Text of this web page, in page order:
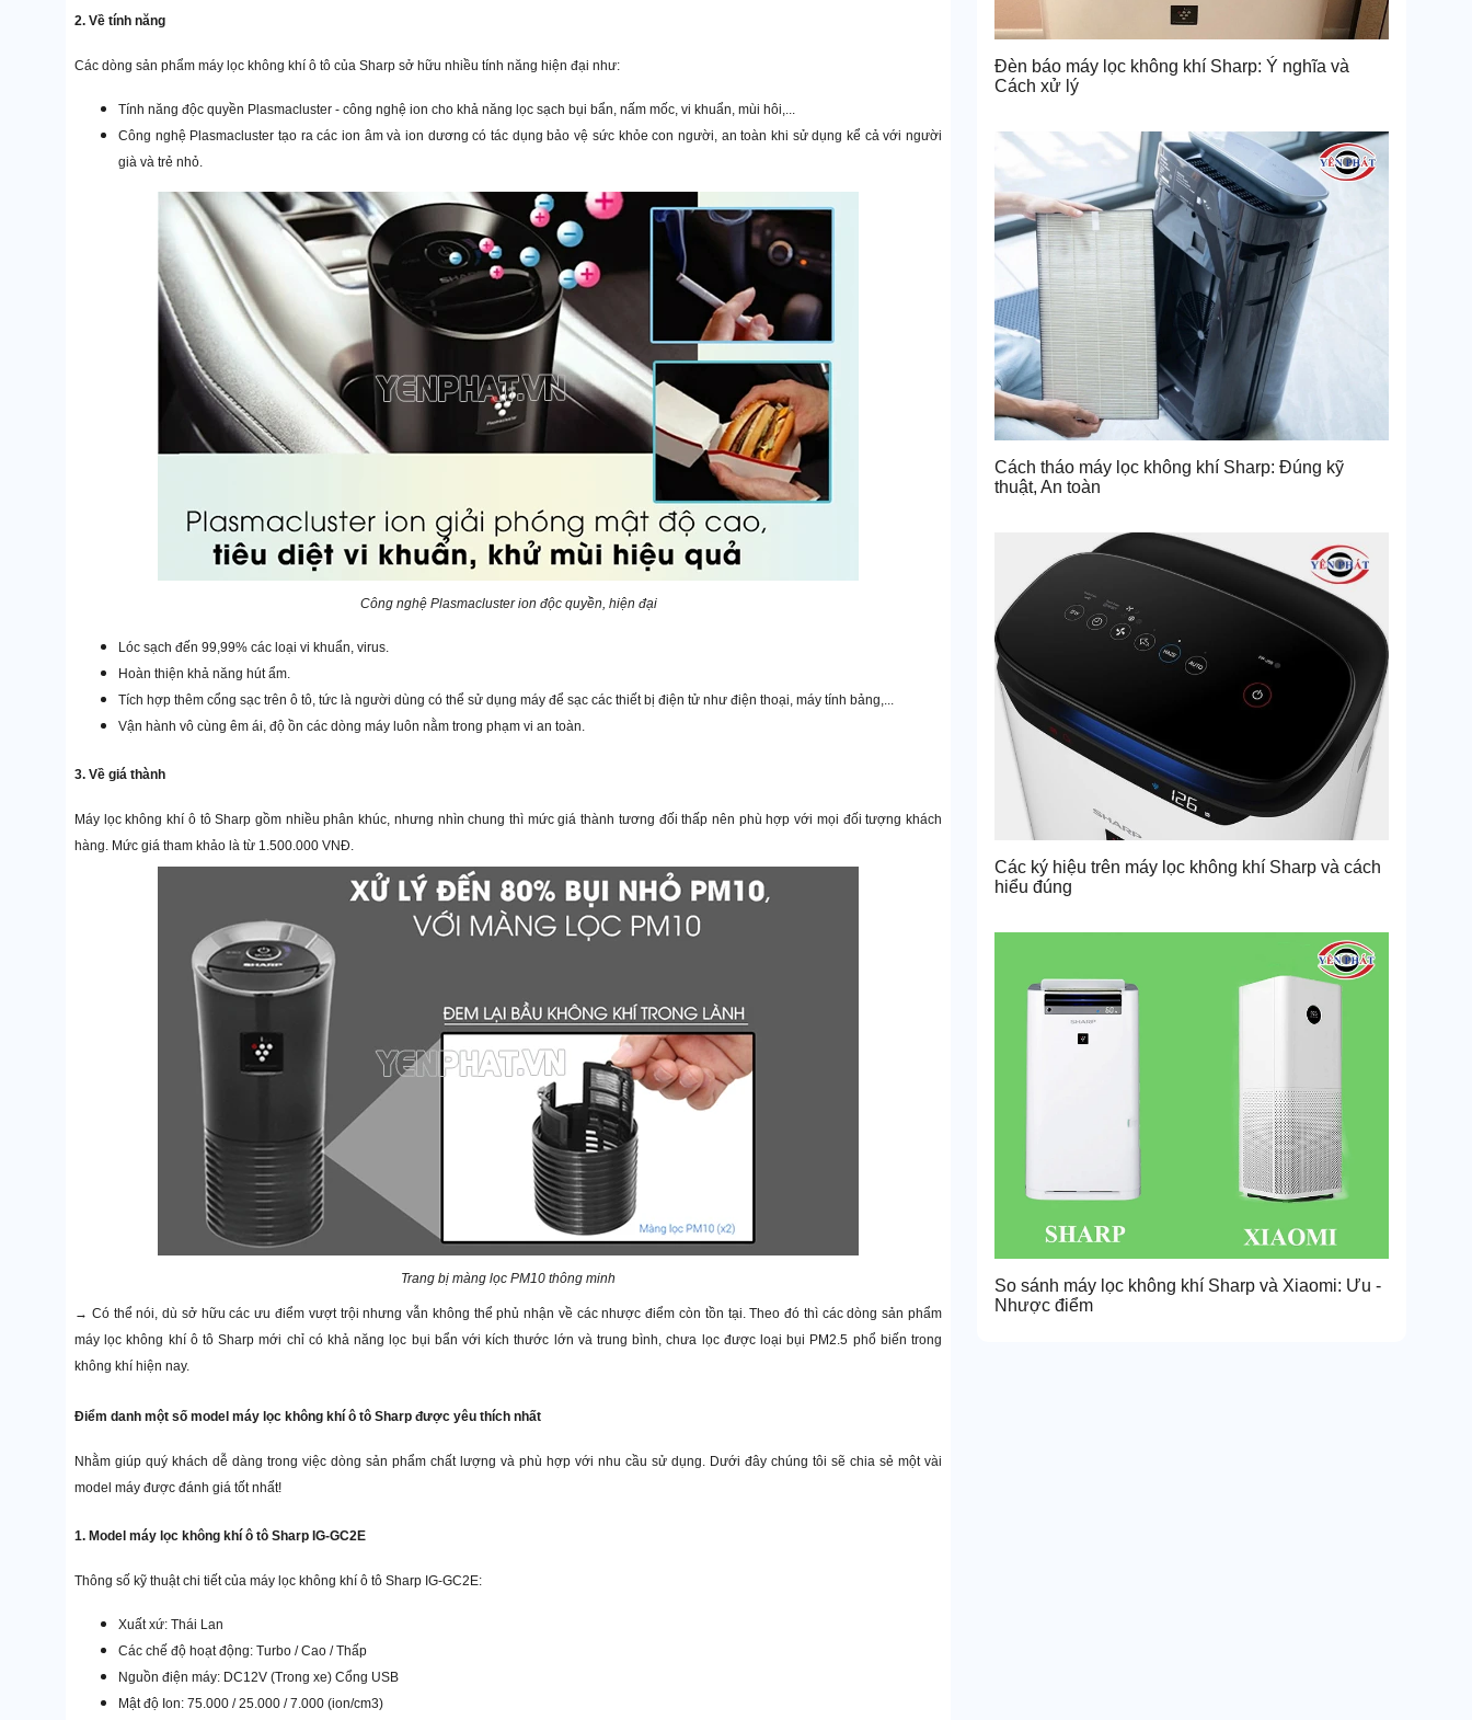
2. Về tính năng
Các dòng sản phẩm máy lọc không khí ô tô của Sharp sở hữu nhiều tính năng hiện đại như:
Tính năng độc quyền Plasmacluster - công nghệ ion cho khả năng lọc sạch bụi bẩn, nấm mốc, vi khuẩn, mùi hôi,...
Công nghệ Plasmacluster tạo ra các ion âm và ion dương có tác dụng bảo vệ sức khỏe con người, an toàn khi sử dụng kể cả với người
già và trẻ nhỏ.
Công nghệ Plasmacluster ion độc quyền, hiện đại
Lóc sạch đến 99,99% các loại vi khuẩn, virus.
Hoàn thiện khả năng hút ẩm.
Tích hợp thêm cổng sạc trên ô tô, tức là người dùng có thể sử dụng máy để sạc các thiết bị điện tử như điện thoại, máy tính bảng,...
Vận hành vô cùng êm ái, độ ồn các dòng máy luôn nằm trong phạm vi an toàn.
3. Về giá thành
Máy lọc không khí ô tô Sharp gồm nhiều phân khúc, nhưng nhìn chung thì mức giá thành tương đối thấp nên phù hợp với mọi đối tượng khách
hàng. Mức giá tham khảo là từ 1.500.000 VNĐ.
Trang bị màng lọc PM10 thông minh
→ Có thể nói, dù sở hữu các ưu điểm vượt trội nhưng vẫn không thể phủ nhận về các nhược điểm còn tồn tại. Theo đó thì các dòng sản phẩm
máy lọc không khí ô tô Sharp mới chỉ có khả năng lọc bụi bẩn với kích thước lớn và trung bình, chưa lọc được loại bụi PM2.5 phổ biến trong
không khí hiện nay.
Điểm danh một số model máy lọc không khí ô tô Sharp được yêu thích nhất
Nhằm giúp quý khách dễ dàng trong việc dòng sản phẩm chất lượng và phù hợp với nhu cầu sử dụng. Dưới đây chúng tôi sẽ chia sẻ một vài
model máy được đánh giá tốt nhất!
1. Model máy lọc không khí ô tô Sharp IG-GC2E
Thông số kỹ thuật chi tiết của máy lọc không khí ô tô Sharp IG-GC2E:
Xuất xứ: Thái Lan
Các chế độ hoạt động: Turbo / Cao / Thấp
Nguồn điện máy: DC12V (Trong xe) Cổng USB
Mật độ Ion: 75.000 / 25.000 / 7.000 (ion/cm3)
Đèn báo máy lọc không khí Sharp: Ý nghĩa và
Cách xử lý
Cách tháo máy lọc không khí Sharp: Đúng kỹ
thuật, An toàn
Các ký hiệu trên máy lọc không khí Sharp và cách
hiểu đúng
So sánh máy lọc không khí Sharp và Xiaomi: Ưu -
Nhược điểm